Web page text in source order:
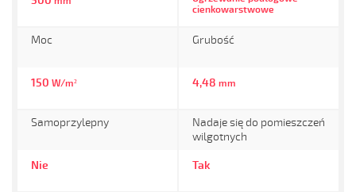
cienkowarstwowe
Moc
150 W/m²
Grubość
4,48 mm
Samoprzylepny
Nie
Nadaje się do pomieszczeń
wilgotnych
Tak